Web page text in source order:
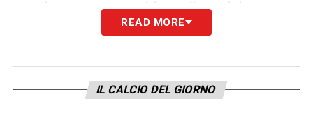
continueranno a uccidere gli ucraini e a
politicizzare lo sport, la loro bandiera e i loro
persone che rispettano valori come giustizia,
integrità e fair play».
READ MORE
IL CALCIO DEL GIORNO